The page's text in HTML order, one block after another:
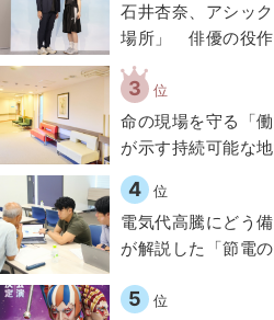
石井杏奈、アシッ
場所」 俳優の役作
3 位
命の現場を守る「
が示す持続可能な
4 位
電気代高騰にどう
が解説した「節電
5 位